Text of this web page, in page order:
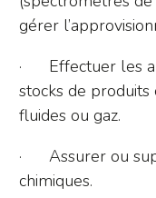
gérer
· Effectuer les
stocks de produits
fluides ou gaz.
· Assurer ou
chimiques.